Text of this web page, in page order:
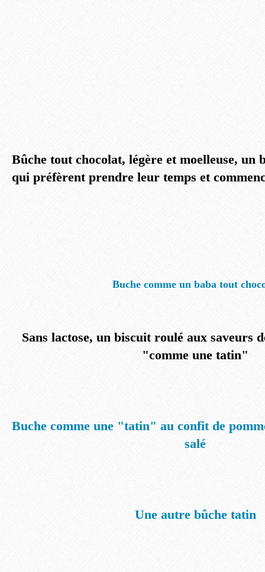
Bûche tout chocolat, légère et moelleuse, un
qui préfèrent prendre leur temps et
Buche comme un baba tout
Sans lactose, un biscuit roulé aux saveurs
"comme une tatin"
Buche comme une "tatin" au confit de
salé
Une autre bûche tatin